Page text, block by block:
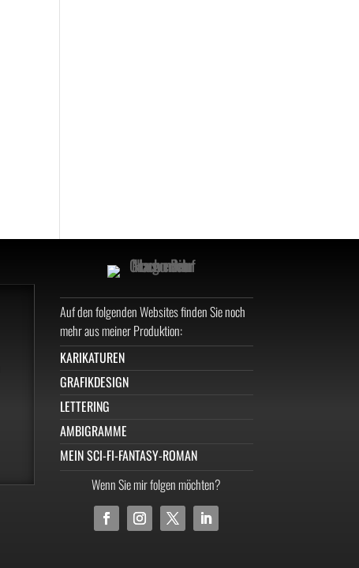
Auf den folgenden Websites finden Sie noch
mehr aus meiner Produktion:
KARIKATUREN
GRAFIKDESIGN
LETTERING
AMBIGRAMME
MEIN SCI-FI-FANTASY-ROMAN
Wenn Sie mir folgen möchten?